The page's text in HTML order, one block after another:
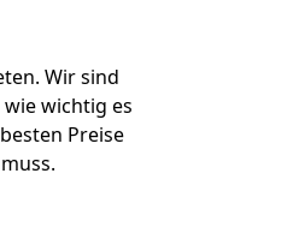
Wir sind
wichtig es
Preise